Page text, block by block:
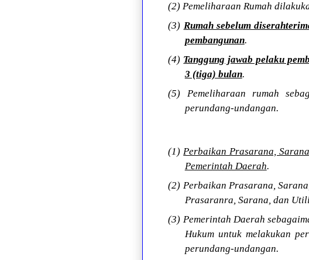
(2) Pemeliharaan Rumah
(3) Rumah sebelum
pembangunan.
(4) Tanggung jawab pelaku
3 (tiga) bulan.
(5) Pemeliharaan rumah
perundang-undangan.
(1)Perbaikan Prasarana,
Pemerintah Daerah.
(2) Perbaikan Prasarana,
Prasaranra, Sarana, dan
(3) Pemerintah Daerah
Hukum untuk melakukan
perundang-undangan.